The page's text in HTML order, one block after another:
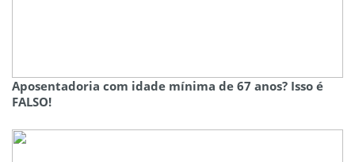
Aposentadoria com idade mínima de 67 anos? Isso é
FALSO!